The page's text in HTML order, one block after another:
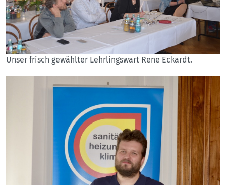
Unser frisch gewählter Lehrlingswart Rene Eckardt.